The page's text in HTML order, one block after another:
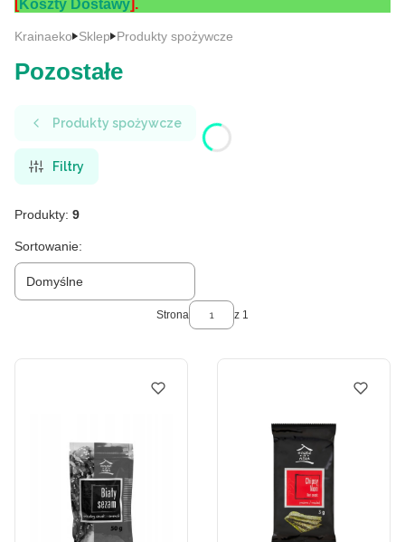
[Koszty Dostawy].
Krainaeko Sklep Produkty spożywcze
Pozostałe
Produkty spożywcze
Filtry
Produkty: 9
Lista produktów
Sortowanie:
Domyślne
Strona z 1